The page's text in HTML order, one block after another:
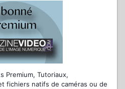
Premium, Tutoriaux,
fichiers natifs de caméras ou de